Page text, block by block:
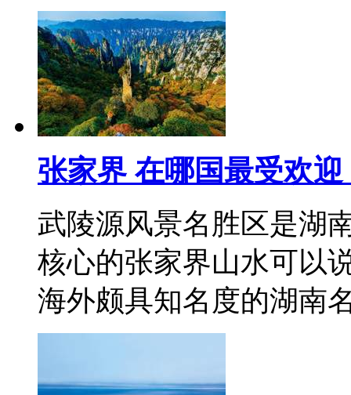
张家界 在哪国最受欢
武陵源风景名胜区是湖
核心的张家界山水可以
海外颇具知名度的湖